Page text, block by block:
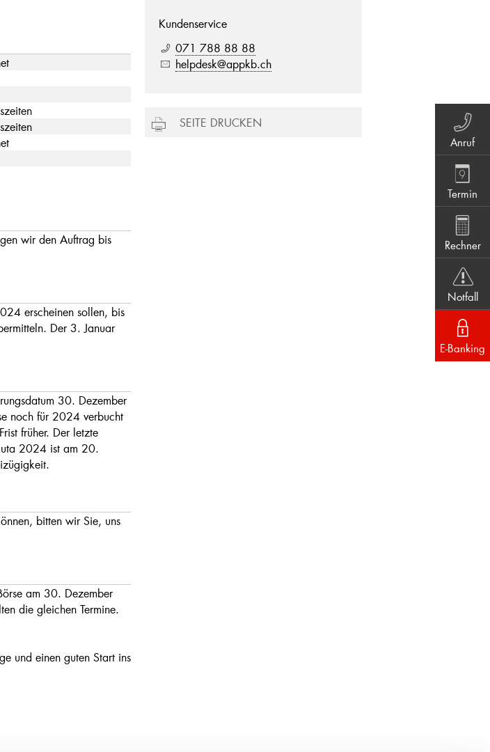
wir den Auftrag bis
erscheinen sollen, bis
Der 3. Januar
30. Dezember
noch für 2024 verbucht
früher. Der letzte
2024 ist am 20.
bitten wir Sie, uns
am 30. Dezember
die gleichen Termine.
und einen guten Start ins
Kundenservice
071 788 88 88
helpdesk@appkb.ch
SEITE DRUCKEN
Anruf
Termin
Rechner
Notfall
E-Banking